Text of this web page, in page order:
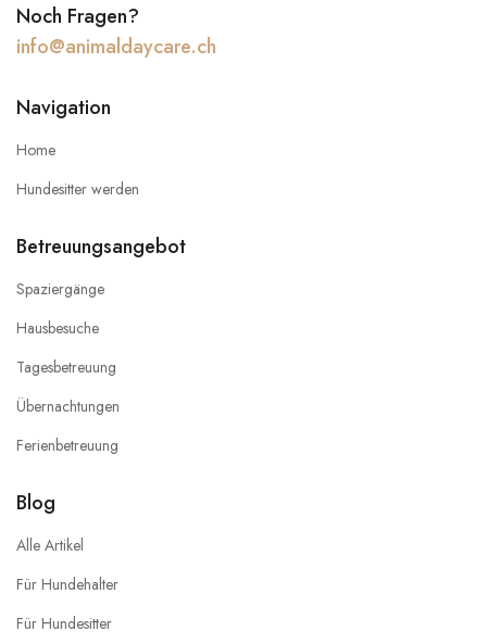
Noch Fragen?
info@animaldaycare.ch
Navigation
Home
Hundesitter werden
Betreuungsangebot
Spaziergänge
Hausbesuche
Tagesbetreuung
Übernachtungen
Ferienbetreuung
Blog
Alle Artikel
Für Hundehalter
Für Hundesitter